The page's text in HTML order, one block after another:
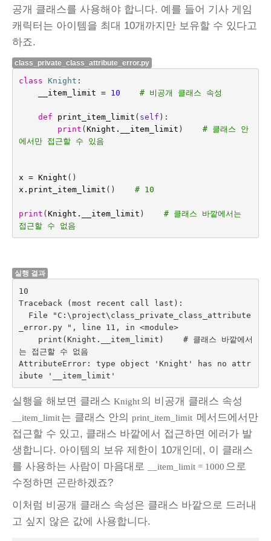
공개 클래스를 사용해야 합니다. 예를 들어 기사 게임
캐릭터는 아이템을 최대 10개까지만 보유할 수 있다고
하죠.
class_private_class_attribute_error.py
class Knight :
__item_limit = 10 # 비공개 클래스 속성
def print_item_limit ( self ):
print ( Knight . __item_limit )
# 클래스 안
에서만 접근할 수 있음
x = Knight ()
x . print_item_limit () # 10
print ( Knight . __item_limit )
# 클래스 바깥에서는
접근할 수 없음
실행 결과
10
Traceback (most recent call last):
File "C:\project\class_private_class_attribute
_error.py ", line 11, in <module>
print(Knight.__item_limit)    # 클래스 바깥에서
는 접근할 수 없음
AttributeError: type object 'Knight' has no attr
실행을 해보면 클래스 Knight의 비공개 클래스 속성
__item_limit는 클래스 안의 print_item_limit 메서드에서만
접근할 수 있고, 클래스 바깥에서 접근하면 에러가 발
생합니다. 아이템의 보유 제한이 10개인데, 이 클래스
를 사용하는 사람이 마음대로
__item_limit = 1000 으로
수정하면 곤란하겠죠?
이처럼 비공개 클래스 속성은 클래스 바깥으로 드러내
고 싶지 않은 값에 사용합니다.